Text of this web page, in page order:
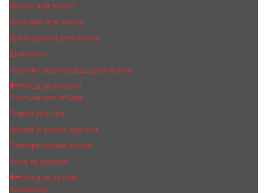
Маска для волос
Бальзам для волос
Крем-краска для волос
Шампунь
Расчски, аксессуары для волос
Уход за ногами
Стельки для обуви
Спрей для ног
Крема и маски для ног
Электрические пилки
Уход за руками
Уход за телом
Автозагар